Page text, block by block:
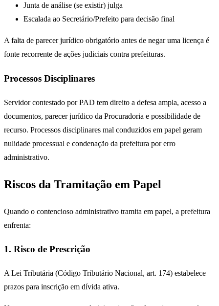
Junta de análise (se existir) julga
Escalada ao Secretário/Prefeito para decisão final
A falta de parecer jurídico obrigatório antes de negar uma licença é
fonte recorrente de ações judiciais contra prefeituras.
Processos Disciplinares
Servidor contestado por PAD tem direito a defesa ampla, acesso a
documentos, parecer jurídico da Procuradoria e possibilidade de
recurso. Processos disciplinares mal conduzidos em papel geram
nulidade processual e condenação da prefeitura por erro
administrativo.
Riscos da Tramitação em Papel
Quando o contencioso administrativo tramita em papel, a prefeitura
enfrenta:
1. Risco de Prescrição
A Lei Tributária (Código Tributário Nacional, art. 174) estabelece
prazos para inscrição em dívida ativa.